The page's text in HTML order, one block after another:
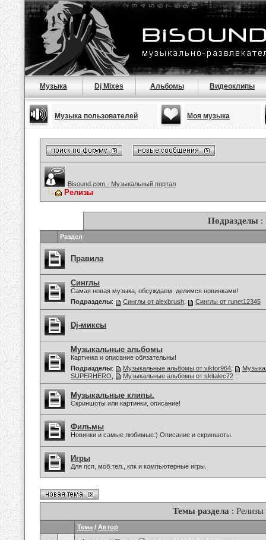
Музыка Dj Mixes Альбомы Видеоклипы
Музыка пользователей Моя музыка
Bisound.com - Музыкальный портал
Релизы
Подразделы :
Раздел
Правила
Синглы
Самая новая музыка, обсуждаем, делимся новинками!
Подразделы: Синглы от alexbrush Синглы от runet12345
Dj-миксы
Музыкальные альбомы
Картинка и описание обязательны!
Подразделы: Музыкальные альбомы от viktor964
SUPERHERO
Музыкальные альбомы от skitalec72
Музыкальные клипы.
Скриншоты или картинки, описание!
Фильмы
Новинки и самые любимые:) Описание и скриншоты.
Игры
Для псп, моб.тел., кпк и компьютерные игры.
Темы раздела : Релизы
Тема / Автор